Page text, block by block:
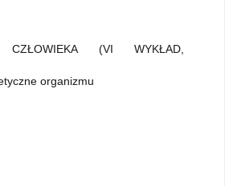
CZŁOWIEKA (VI WYKŁAD,
organizmu